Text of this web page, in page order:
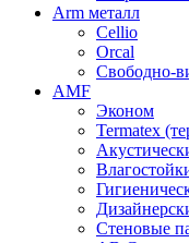
Arm металл
Cellio
Orcal
Свободно-
AMF
Эконом
Termatex
Стеновые